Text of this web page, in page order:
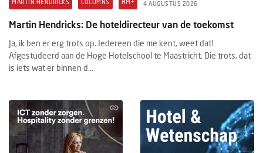
MARTIN HENDRICKS COLUMNS HM+ 4 AUGUSTUS 2026
Martin Hendricks: De hoteldirecteur van de toekomst
Ja, ik ben er erg trots op. Iedereen die me kent, weet dat!
Afgestudeerd aan de Hoge Hotelschool te Maastricht. Die trots, dat
is iets wat er binnen d...